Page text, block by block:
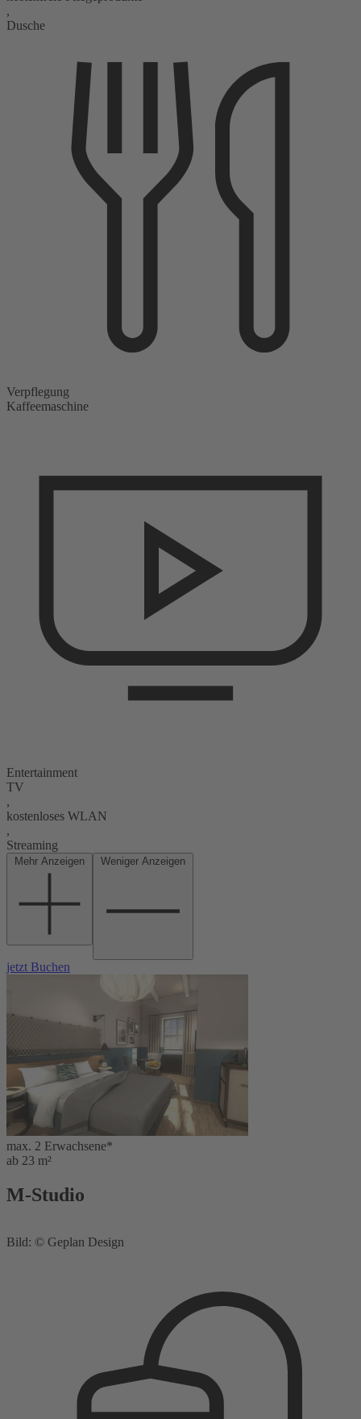
,
Dusche
Verpflegung
Kaffeemaschine
Entertainment
TV
,
kostenloses WLAN
,
Streaming
jetzt Buchen
max. 2 Erwachsene*
ab 23 m²
M-Studio
Bild: © Geplan Design